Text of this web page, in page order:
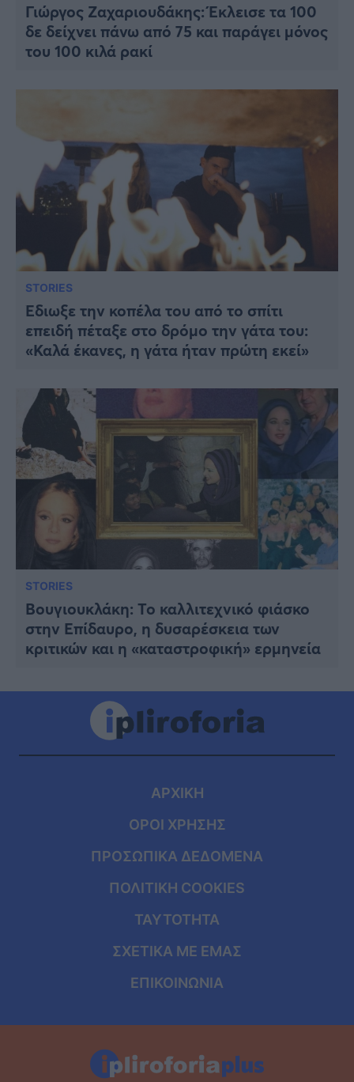
Γιώργος Ζαχαριουδάκης: Έκλεισε τα 100
δε δείχνει πάνω από 75 και παράγει μόνος
του 100 κιλά ρακί
STORIES
Έδιωξε την κοπέλα του από το σπίτι
επειδή πέταξε στο δρόμο την γάτα του:
«Καλά έκανες, η γάτα ήταν πρώτη εκεί»
STORIES
Βουγιουκλάκη: Το καλλιτεχνικό φιάσκο
στην Επίδαυρο, η δυσαρέσκεια των
κριτικών και η «καταστροφική» ερμηνεία
ΑΡΧΙΚΗ
ΟΡΟΙ ΧΡΗΣΗΣ
ΠΡΟΣΩΠΙΚΑ ΔΕΔΟΜΕΝΑ
ΠΟΛΙΤΙΚΗ COOKIES
ΤΑΥΤΟΤΗΤΑ
ΣΧΕΤΙΚΑ ΜΕ ΕΜΑΣ
ΕΠΙΚΟΙΝΩΝΙΑ